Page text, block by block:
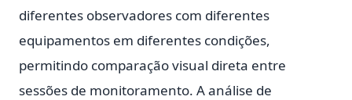
diferentes observadores com diferentes
equipamentos em diferentes condições,
permitindo comparação visual direta entre
sessões de monitoramento. A análise de